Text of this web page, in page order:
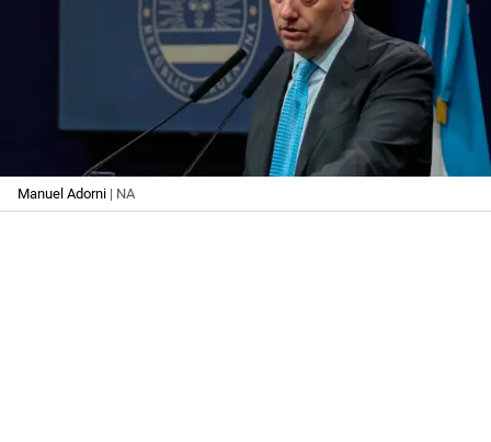
Manuel Adorni | NA